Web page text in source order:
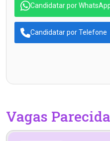
Candidatar por
Candidatar por Telefone
Vagas